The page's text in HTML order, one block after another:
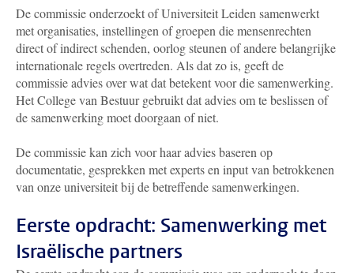
De commissie onderzoekt of Universiteit Leiden samenwerkt
met organisaties, instellingen of groepen die mensenrechten
direct of indirect schenden, oorlog steunen of andere belangrijke
internationale regels overtreden. Als dat zo is, geeft de
commissie advies over wat dat betekent voor die samenwerking.
Het College van Bestuur gebruikt dat advies om te beslissen of
de samenwerking moet doorgaan of niet.
De commissie kan zich voor haar advies baseren op
documentatie, gesprekken met experts en input van betrokkenen
van onze universiteit bij de betreffende samenwerkingen.
Eerste opdracht: Samenwerking met
Israëlische partners